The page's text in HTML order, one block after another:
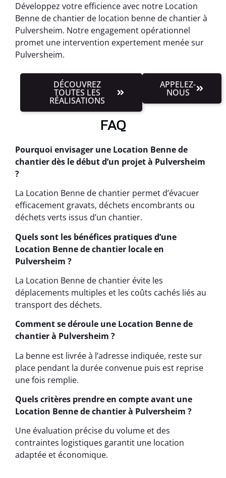
Développez votre efficience avec notre Location
Benne de chantier de location benne de chantier à
Pulversheim. Notre engagement opérationnel
promet une intervention expertement menée sur
Pulversheim.
DÉCOUVREZ
TOUTES LES
RÉALISATIONS
APPELEZ-
NOUS
FAQ
Pourquoi envisager une Location Benne de
chantier dès le début d’un projet à Pulversheim
?
La Location Benne de chantier permet d’évacuer
efficacement gravats, déchets encombrants ou
déchets verts issus d’un chantier.
Quels sont les bénéfices pratiques d’une
Location Benne de chantier locale en
Pulversheim ?
La Location Benne de chantier évite les
déplacements multiples et les coûts cachés liés au
transport des déchets.
Comment se déroule une Location Benne de
chantier à Pulversheim ?
La benne est livrée à l’adresse indiquée, reste sur
place pendant la durée convenue puis est reprise
une fois remplie.
Quels critères prendre en compte avant une
Location Benne de chantier à Pulversheim ?
Une évaluation précise du volume et des
contraintes logistiques garantit une location
adaptée et économique.